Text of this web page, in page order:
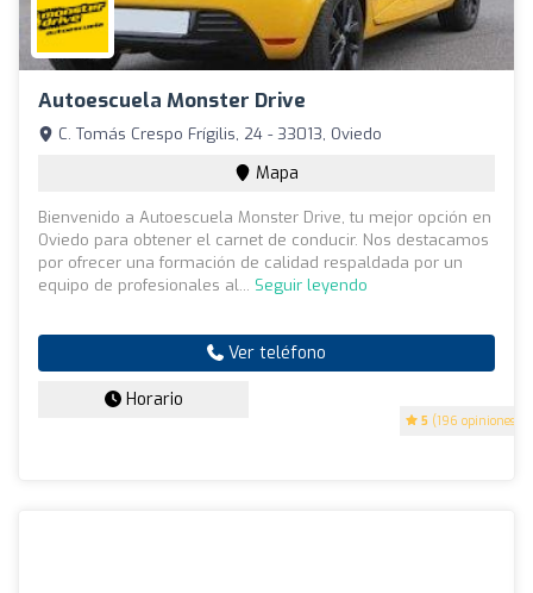
Autoescuela Monster Drive
5 (196 opiniones)
C. Tomás Crespo Frígilis, 24 - 33013, Oviedo
Mapa
Bienvenido a Autoescuela Monster Drive, tu mejor opción en
Oviedo para obtener el carnet de conducir. Nos destacamos
por ofrecer una formación de calidad respaldada por un
equipo de profesionales al... Seguir leyendo
Ver teléfono
Horario